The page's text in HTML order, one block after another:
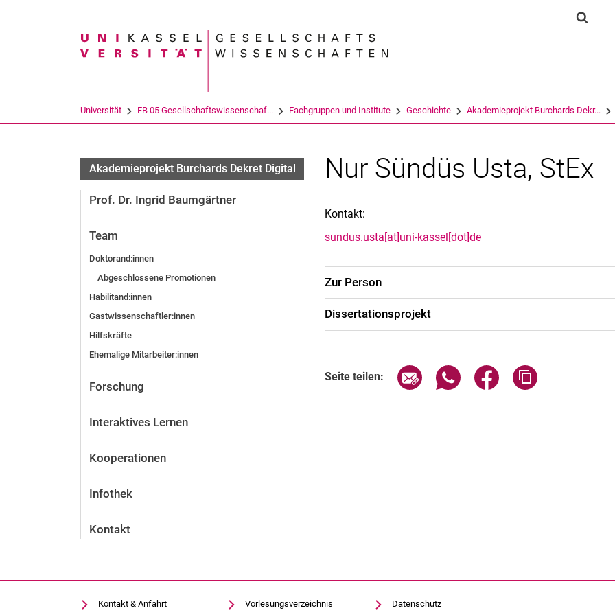
Springe direkt zu: Inhalt
Springe direkt zu: Suche
Springe direkt zu:
Suchbegriff
Universität FB 05 Gesellschaftswissenschaf... Fachgruppen und Institute Geschichte Akademieprojekt Burchards Dekr...
Akademieprojekt Burchards Dekret Digital
Prof. Dr. Ingrid Baumgärtner
Team
Doktorand:innen
Abgeschlossene Promotionen
Habilitand:innen
Gastwissenschaftler:innen
Hilfskräfte
Ehemalige Mitarbeiter:innen
Forschung
Interaktives Lernen
Kooperationen
Infothek
Kontakt
Nur Sündüs Usta, StEx
Kontakt:
sundus.usta[at]uni-kassel[dot]de
Zur Person
Dissertationsprojekt
Seite teilen: Seite über E-Mail teilen
Seite über WhatsApp teilen
Seite über Facebook
Kontakt & Anfahrt Vorlesungsverzeichnis Datenschutz